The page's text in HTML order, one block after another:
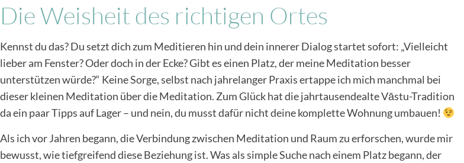
Die Weisheit des richtigen Ortes
Kennst du das? Du setzt dich zum Meditieren hin und dein innerer Dialog startet sofort: „Vielleicht
lieber am Fenster? Oder doch in der Ecke? Gibt es einen Platz, der meine Meditation besser
unterstützen würde?“ Keine Sorge, selbst nach jahrelanger Praxis ertappe ich mich manchmal bei
dieser kleinen Meditation über die Meditation. Zum Glück hat die jahrtausendealte Vāstu-Tradition
da ein paar Tipps auf Lager – und nein, du musst dafür nicht deine komplette Wohnung umbauen!
Als ich vor Jahren begann, die Verbindung zwischen Meditation und Raum zu erforschen, wurde mir
bewusst, wie tiefgreifend diese Beziehung ist. Was als simple Suche nach einem Platz begann, der